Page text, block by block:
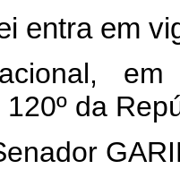
entra em
da